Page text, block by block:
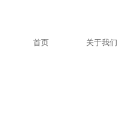
首页 关于我们